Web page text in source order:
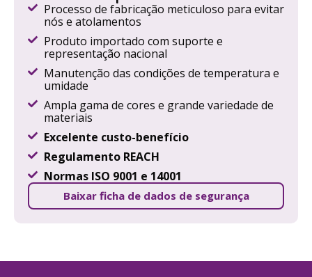
Processo de fabricação meticuloso para evitar
nós e atolamentos
Produto importado com suporte e
representação nacional
Manutenção das condições de temperatura e
umidade
Ampla gama de cores e grande variedade de
materiais
Excelente custo-benefício
Regulamento REACH
Normas ISO 9001 e 14001
Baixar ficha de dados de segurança